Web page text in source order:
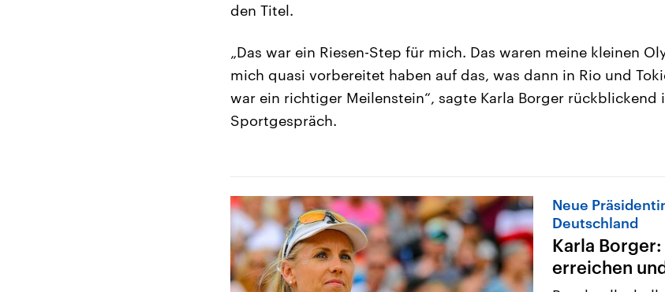
den Titel.
„Das war ein Riesen-Step für mich. Das waren meine kleinen
mich quasi vorbereitet haben auf das, was dann in Rio und
war ein richtiger Meilenstein“, sagte Karla Borger rückblickend
Sportgespräch.
Neue
Deutschland
Karla
erreichen